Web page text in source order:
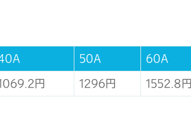
50A 60A
円 1296円 1552.8円